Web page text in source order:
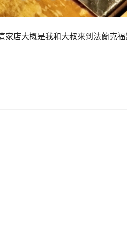
家店大概是我和大叔來到法蘭克